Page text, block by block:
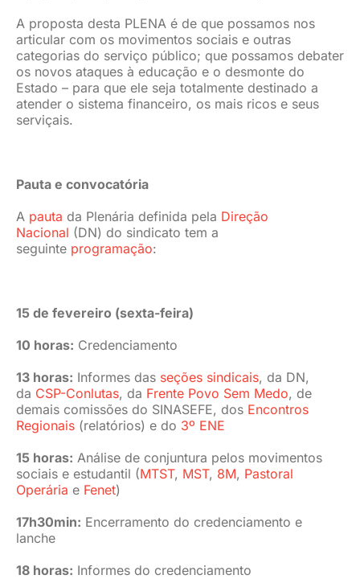
A proposta desta PLENA é de que possamos nos
articular com os movimentos sociais e outras
categorias do serviço público; que possamos debater
os novos ataques à educação e o desmonte do
Estado – para que ele seja totalmente destinado a
atender o sistema financeiro, os mais ricos e seus
serviçais.
Pauta e convocatória
A pauta da Plenária definida pela Direção
Nacional (DN) do sindicato tem a
seguinte programação:
15 de fevereiro (sexta-feira)
10 horas: Credenciamento
13 horas: Informes das seções sindicais, da DN,
da CSP-Conlutas, da Frente Povo Sem Medo, de
demais comissões do SINASEFE, dos Encontros
Regionais(relatórios) e do 3º ENE
15 horas: Análise de conjuntura pelos movimentos
sociais e estudantil (MTST, MST, 8M, Pastoral
Operária e Fenet)
17h30min: Encerramento do credenciamento e
lanche
18 horas: Informes do credenciamento